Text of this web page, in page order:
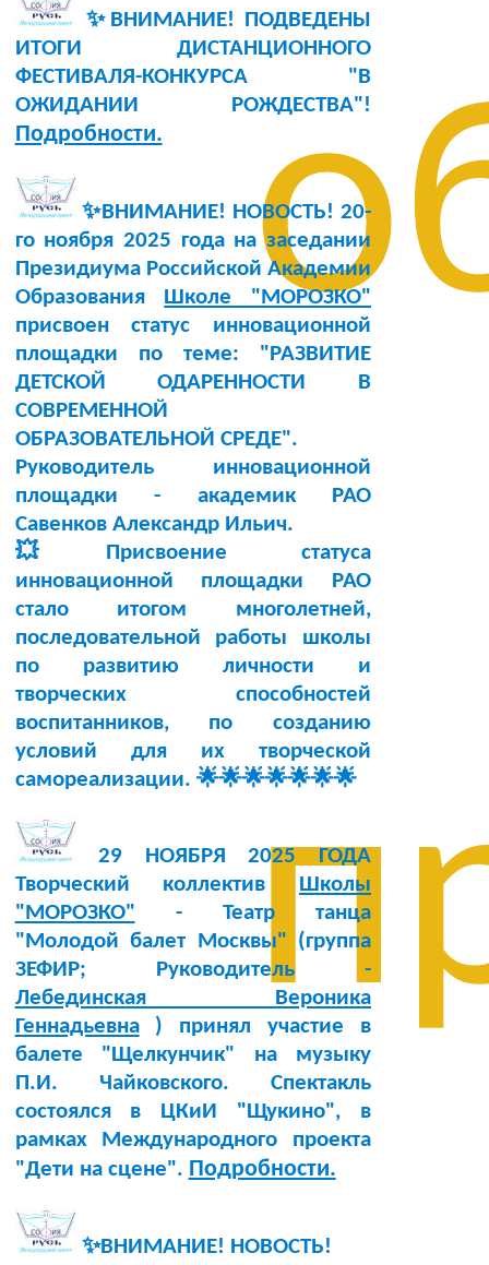
✨ВНИМАНИЕ! ПОДВЕДЕНЫ
ИТОГИ ДИСТАНЦИОННОГО
ФЕСТИВАЛЯ-КОНКУРСА "В
ОЖИДАНИИ РОЖДЕСТВА"!
Подробности.
✨ВНИМАНИЕ! НОВОСТЬ! 20-
го ноября 2025 годана заседании
Президиума Российской Академии
Образования Школе "МОРОЗКО"
присвоен статус инновационной
площадки по теме: "РАЗВИТИЕ
ДЕТСКОЙ ОДАРЕННОСТИ В
СОВРЕМЕННОЙ
ОБРАЗОВАТЕЛЬНОЙ СРЕДЕ".
Руководитель инновационной
площадки - академик РАО
Савенков Александр Ильич.
💥Присвоение статуса
инновационной площадки РАО
стало итогом многолетней,
последовательной работы школы
по развитию личности и
творческих способностей
воспитанников, по созданию
условий для их творческой
самореализации. 🌟🌟🌟🌟🌟🌟🌟
29 НОЯБРЯ 2025 ГОДА
Творческий коллектив Школы
"МОРОЗКО" - Театр танца
"Молодой балет Москвы" (группа
ЗЕФИР; Руководитель -
Лебединская Вероника
Геннадьевна) принял участие в
балете "Щелкунчик" на музыку
П.И. Чайковского. Спектакль
состоялся в ЦКиИ "Щукино", в
рамках Международного проекта
"Дети на сцене". Подробности.
✨ВНИМАНИЕ! НОВОСТЬ!